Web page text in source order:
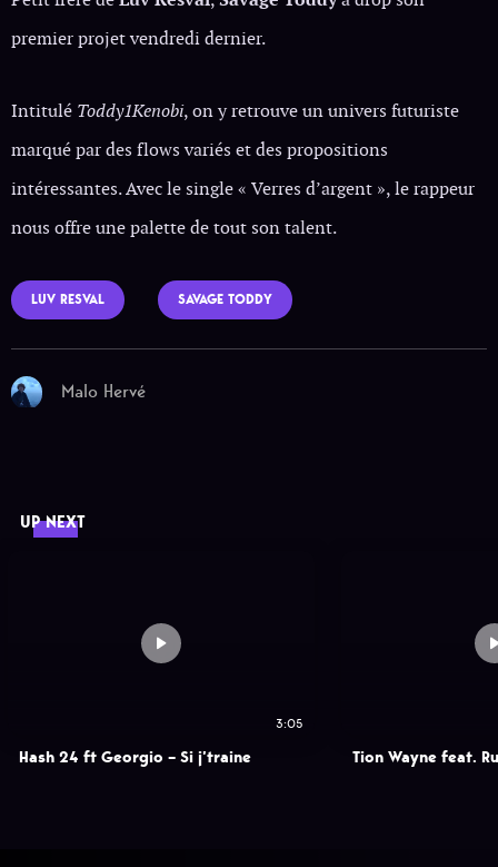
premier projet vendredi dernier.
Intitulé Toddy1Kenobi, on y retrouve un univers futuriste
marqué par des flows variés et des propositions
intéressantes. Avec le single « Verres d’argent », le rappeur
nous offre une palette de tout son talent.
LUV RESVAL SAVAGE TODDY
Malo Hervé
UP NEXT
3:05
Hash 24 ft Georgio – Si j’traine Tion Wayne feat.